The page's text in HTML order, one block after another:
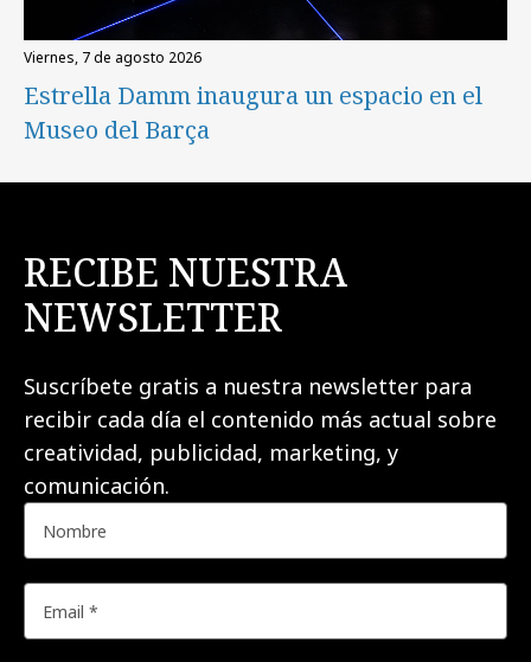
viernes, 7 de agosto 2026
Estrella Damm inaugura un espacio en el
Museo del Barça
RECIBE NUESTRA
NEWSLETTER
Suscríbete gratis a nuestra newsletter para
recibir cada día el contenido más actual sobre
creatividad, publicidad, marketing, y
comunicación.